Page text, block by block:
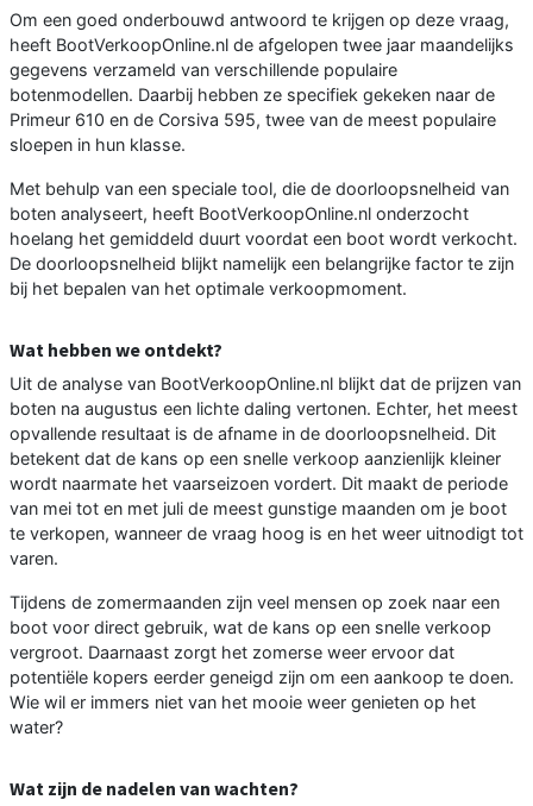
Om een goed onderbouwd antwoord te krijgen op deze vraag,
heeft BootVerkoopOnline.nl de afgelopen twee jaar maandelijks
gegevens verzameld van verschillende populaire
botenmodellen. Daarbij hebben ze specifiek gekeken naar de
Primeur 610 en de Corsiva 595, twee van de meest populaire
sloepen in hun klasse.
Met behulp van een speciale tool, die de doorloopsnelheid van
boten analyseert, heeft BootVerkoopOnline.nl onderzocht
hoelang het gemiddeld duurt voordat een boot wordt verkocht.
De doorloopsnelheid blijkt namelijk een belangrijke factor te zijn
bij het bepalen van het optimale verkoopmoment.
Wat hebben we ontdekt?
Uit de analyse van BootVerkoopOnline.nl blijkt dat de prijzen van
boten na augustus een lichte daling vertonen. Echter, het meest
opvallende resultaat is de afname in de doorloopsnelheid. Dit
betekent dat de kans op een snelle verkoop aanzienlijk kleiner
wordt naarmate het vaarseizoen vordert. Dit maakt de periode
van mei tot en met juli de meest gunstige maanden om je boot
te verkopen, wanneer de vraag hoog is en het weer uitnodigt tot
varen.
Tijdens de zomermaanden zijn veel mensen op zoek naar een
boot voor direct gebruik, wat de kans op een snelle verkoop
vergroot. Daarnaast zorgt het zomerse weer ervoor dat
potentiële kopers eerder geneigd zijn om een aankoop te doen.
Wie wil er immers niet van het mooie weer genieten op het
water?
Wat zijn de nadelen van wachten?